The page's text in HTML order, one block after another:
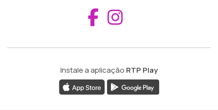
Aceder ao
Instale a aplicação RTP Play